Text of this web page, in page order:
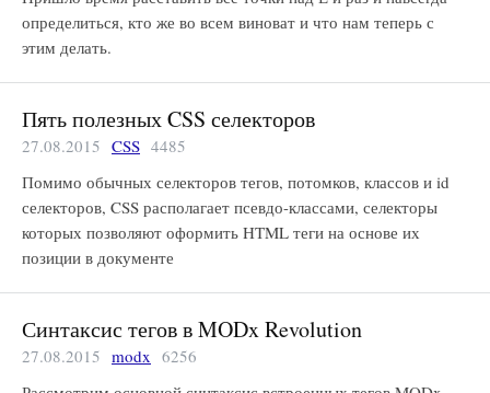
определиться, кто же во всем виноват и что нам теперь с
этим делать.
Пять полезных CSS селекторов
27.08.2015 CSS 4485
Помимо обычных селекторов тегов, потомков, классов и id
селекторов, CSS располагает псевдо-классами, селекторы
которых позволяют оформить HTML теги на основе их
позиции в документе
Синтаксис тегов в MODx Revolution
27.08.2015 modx 6256